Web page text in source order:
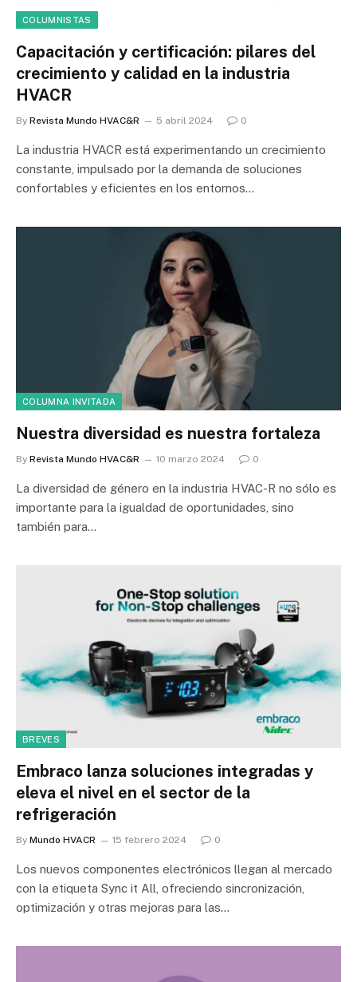
COLUMNISTAS
Capacitación y certificación: pilares del
crecimiento y calidad en la industria
HVACR
By Revista Mundo HVAC&R 5 abril 2024 0
La industria HVACR está experimentando un crecimiento
constante, impulsado por la demanda de soluciones
confortables y eficientes en los entornos…
COLUMNA INVITADA
Nuestra diversidad es nuestra fortaleza
By Revista Mundo HVAC&R 10 marzo 2024 0
La diversidad de género en la industria HVAC-R no sólo es
importante para la igualdad de oportunidades, sino
también para…
BREVES
Embraco lanza soluciones integradas y
eleva el nivel en el sector de la
refrigeración
By Mundo HVACR 15 febrero 2024 0
Los nuevos componentes electrónicos llegan al mercado
con la etiqueta Sync it All, ofreciendo sincronización,
optimización y otras mejoras para las…